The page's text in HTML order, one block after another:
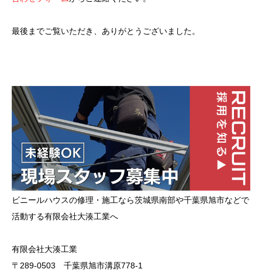
最後までご覧いただき、ありがとうございました。
ビニールハウスの修理・施工なら茨城県南部や千葉県旭市などで
活動する有限会社大湊工業へ
有限会社大湊工業
〒289-0503 千葉県旭市溝原778-1